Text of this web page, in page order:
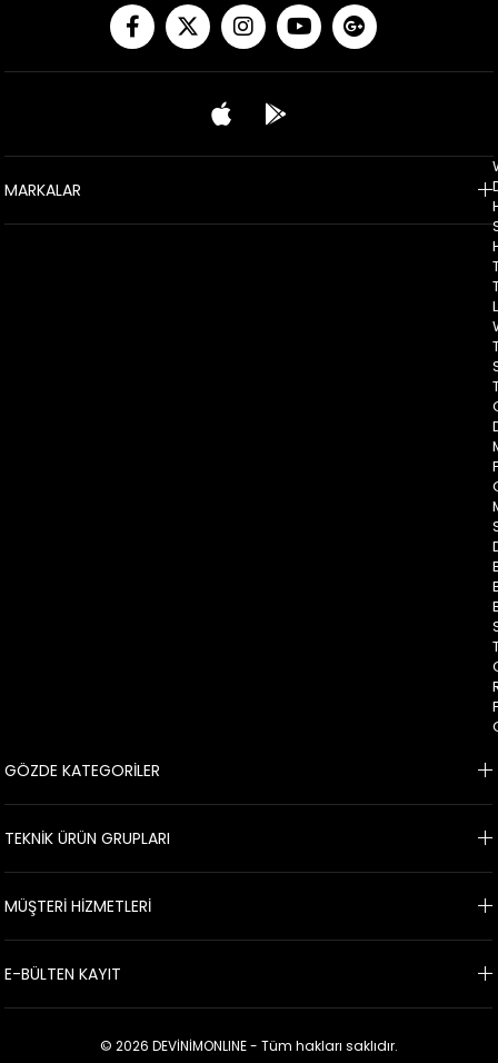
MARKALAR
GÖZDE KATEGORİLER
TEKNİK ÜRÜN GRUPLARI
MÜŞTERİ HİZMETLERİ
E-BÜLTEN KAYIT
© 2026 DEVİNİMONLINE - Tüm hakları saklıdır.